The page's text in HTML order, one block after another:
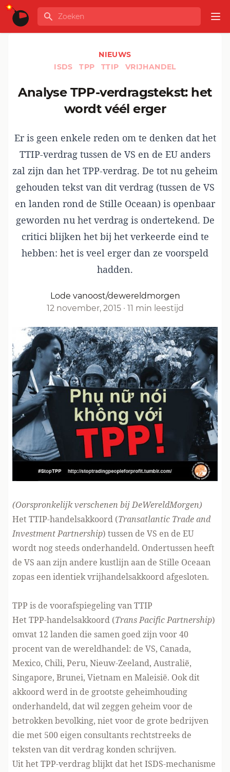
Ga naar de inhoud
GLOBALINFO
Zoeken
NIEUWS
ISDS
TPP TTIP VRIJHANDEL
Analyse TPP-verdragstekst: het
wordt véél erger
Er is geen enkele reden om te denken dat het
TTIP-verdrag tussen de VS en de EU anders
zal zijn dan het TPP-verdrag. De tot nu geheim
gehouden tekst van dit verdrag (tussen de VS
en landen rond de Stille Oceaan) is openbaar
geworden nu het verdrag is ondertekend. De
critici blijken het bij het verkeerde eind te
hebben: het is veel erger dan ze voorspeld
hadden.
Lode vanoost/dewereldmorgen
12 november, 2015 · 11 min leestijd
(Oorspronkelijk verschenen bij DeWereldMorgen)
Het TTIP-handelsakkoord (Transatlantic Trade and
Investment Partnership) tussen de VS en de EU
wordt nog steeds onderhandeld. Ondertussen heeft
de VS aan zijn andere kustlijn aan de Stille Oceaan
zopas een identiek vrijhandelsakkoord afgesloten.
TPP is de voorafspiegeling van TTIP
Het TPP-handelsakkoord (Trans Pacific Partnership)
omvat 12 landen die samen goed zijn voor 40
procent van de wereldhandel: de VS, Canada,
Mexico, Chili, Peru, Nieuw-Zeeland, Australië,
Singapore, Brunei, Vietnam en Maleisië. Ook dit
akkoord werd in de grootste geheimhouding
onderhandeld, dat wil zeggen geheim voor de
betrokken bevolking, niet voor de grote bedrijven
die met 500 eigen consultants rechtstreeks de
teksten van dit verdrag konden schrijven.
Uit het TPP-verdrag blijkt dat het ISDS-mechanisme